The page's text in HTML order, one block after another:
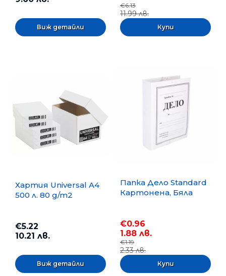
Виж детайли
€6.13
11.99 лв.
Хартия Universal A4
500 л. 80 g/m2
€5.22
10.21 лв.
Виж детайли
Папка Дело Standard
Картонена, Бяла
€0.96
1.88 лв.
€1.19
2.33 лв.